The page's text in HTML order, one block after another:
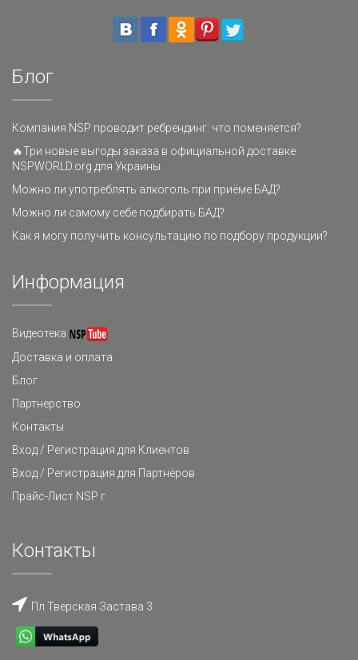
Блог
Компания NSP проводит ребрендинг: что поменяется?
🔥Три новые выгоды заказа в официальной доставке
NSPWORLD.org для Украины
Можно ли употреблять алкоголь при приёме БАД?
Можно ли самому себе подбирать БАД?
Как я могу получить консультацию по подбору продукции?
Информация
Видеотека
Доставка и оплата
Блог
Партнерство
Контакты
Вход / Регистрация для Клиентов
Вход / Регистрация для Партнёров
Прайс-Лист NSP г.
Контакты
Пл Тверская Застава 3